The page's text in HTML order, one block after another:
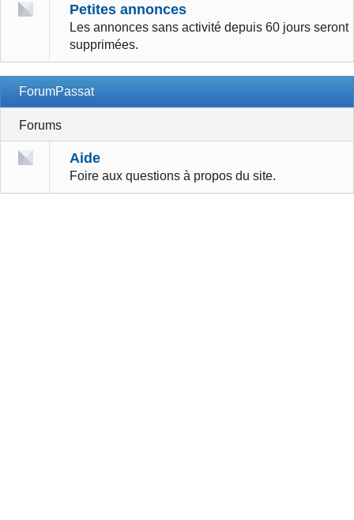
Petites annonces
Les annonces sans activité depuis 60 jours seront
supprimées.
ForumPassat
Forums
Aide
Foire aux questions à propos du site.